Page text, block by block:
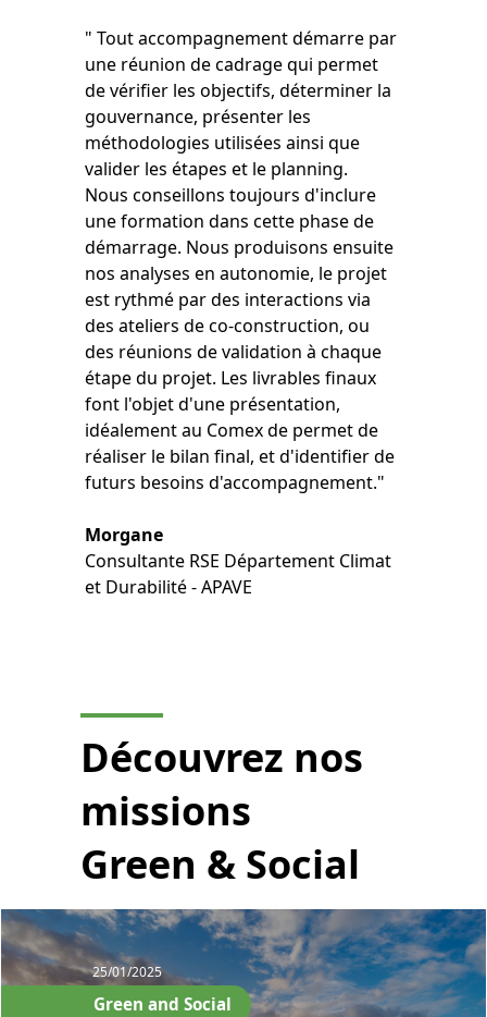
" Tout accompagnement démarre par
une réunion de cadrage qui permet
de vérifier les objectifs, déterminer la
gouvernance, présenter les
méthodologies utilisées ainsi que
valider les étapes et le planning.
Nous conseillons toujours d'inclure
une formation dans cette phase de
démarrage. Nous produisons ensuite
nos analyses en autonomie, le projet
est rythmé par des interactions via
des ateliers de co-construction, ou
des réunions de validation à chaque
étape du projet. Les livrables finaux
font l'objet d'une présentation,
idéalement au Comex de permet de
réaliser le bilan final, et d'identifier de
futurs besoins d'accompagnement."
Morgane
Consultante RSE Département Climat
et Durabilité - APAVE
Découvrez nos
missions
Green & Social
25/01/2025
Green and Social